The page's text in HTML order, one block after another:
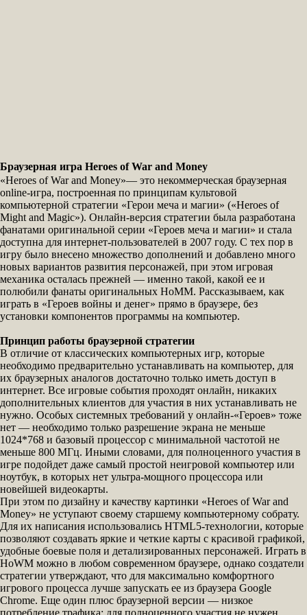
Браузерная игра Heroes of War and Money
«Heroes of War and Money»— это некоммерческая браузерная
online-игра, построенная по принципам культовой
компьютерной стратегии «Герои меча и магии» («Heroes of
Might and Magic»). Онлайн-версия стратегии была разработана
фанатами оригинальной серии «Героев меча и магии» и стала
доступна для интернет-пользователей в 2007 году. С тех пор в
игру было внесено множество дополнений и добавлено много
новых вариантов развития персонажей, при этом игровая
механика осталась прежней — именно такой, какой ее и
полюбили фанаты оригинальных HoMM. Рассказываем, как
играть в «Героев войны и денег» прямо в браузере, без
установки компонентов программы на компьютер.
Принцип работы браузерной стратегии
В отличие от классических компьютерных игр, которые
необходимо предварительно устанавливать на компьютер, для
их браузерных аналогов достаточно только иметь доступ в
интернет. Все игровые события проходят онлайн, никаких
дополнительных клиентов для участия в них устанавливать не
нужно. Особых системных требований у онлайн-«Героев» тоже
нет — необходимо только разрешение экрана не меньше
1024*768 и базовый процессор с минимальной частотой не
меньше 800 МГц. Иными словами, для полноценного участия в
игре подойдет даже самый простой неигровой компьютер или
ноутбук, в которых нет ультра-мощного процессора или
новейшей видеокарты.
При этом по дизайну и качеству картинки «Heroes of War and
Money» не уступают своему старшему компьютерному собрату.
Для их написания использовались HTML5-технологии, которые
позволяют создавать яркие и четкие карты с красивой графикой,
удобные боевые поля и детализированных персонажей. Играть в
HoWM можно в любом современном браузере, однако создатели
стратегии утверждают, что для максимально комфортного
игрового процесса лучше запускать ее из браузера Google
Chrome. Еще один плюс браузерной версии — низкое
потребление трафика: для полноценного участия не нужен